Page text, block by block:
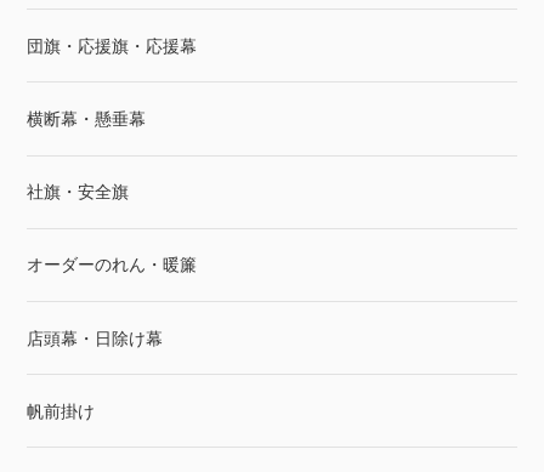
団旗・応援旗・応援幕
横断幕・懸垂幕
社旗・安全旗
オーダーのれん・暖簾
店頭幕・日除け幕
帆前掛け